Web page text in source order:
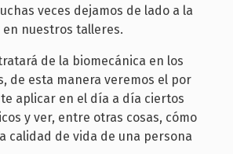
veces dejamos de lado a la
nuestros talleres.
de la biomecánica en los
de esta manera veremos el por
aplicar en el día a día ciertos
y ver, entre otras cosas, cómo
calidad de vida de una persona